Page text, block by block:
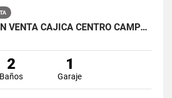
APARAMENTO EN VENTA CAJICÁ CENTRO CAMPUS CLUB RESERVADO
2
Baños
1
Garaje